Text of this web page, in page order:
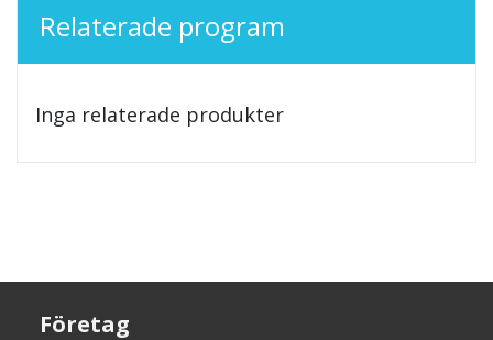
Relaterade program
Inga relaterade produkter
Företag